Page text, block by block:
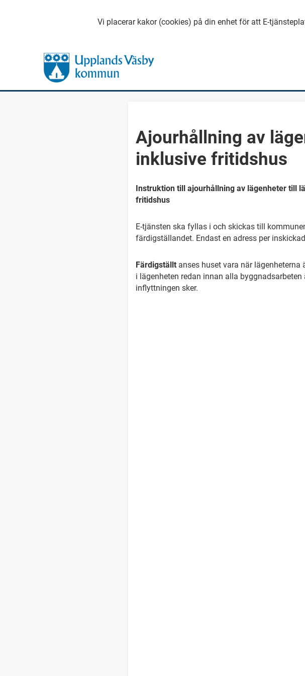
Vi placerar kakor (cookies) på din enhet för att E-
Ajourhållning av
inklusive fritidshus
Instruktion till ajourhållning av lägenheter till
fritidshus
E-tjänsten ska fyllas i och skickas till
färdigställandet. Endast en adress per
Färdigställtanses huset vara när lägenheterna
i lägenheten redan innan alla
inflyttningen sker.